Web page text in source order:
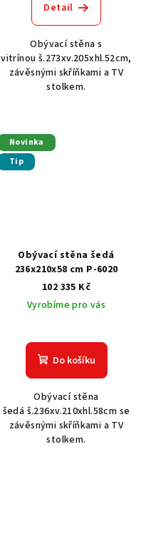
Detail
Obývací stěna s
vitrínou š.273xv.205xhl.52cm,
závěsnými skříňkami a TV
stolkem.
Novinka
Tip
Obývací stěna šedá
236x210x58 cm P-6020
102 335 Kč
Vyrobíme pro vás
Do košíku
Obývací stěna
šedá š.236xv.210xhl.58cm se
závěsnými skříňkami a TV
stolkem.